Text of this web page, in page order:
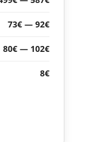
73€ — 92€
80€ — 102€
8€